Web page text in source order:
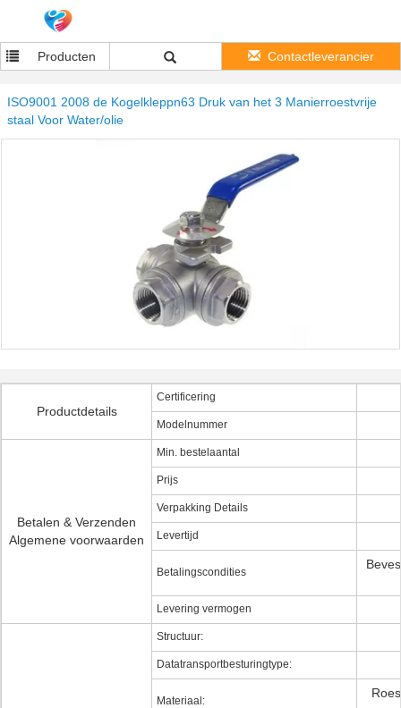
Producten Contactleverancier
ISO9001 2008 de Kogelkleppn63 Druk van het 3 Manierroestvrije
staal Voor Water/olie
Productdetails
Certificering
Modelnummer
Betalen & Verzenden
Algemene voorwaarden
Min. bestelaantal
Prijs
Verpakking Details
Levertijd
Betalingscondities
Levering vermogen
Structuur:
Datatransportbesturingtype:
Materiaal: